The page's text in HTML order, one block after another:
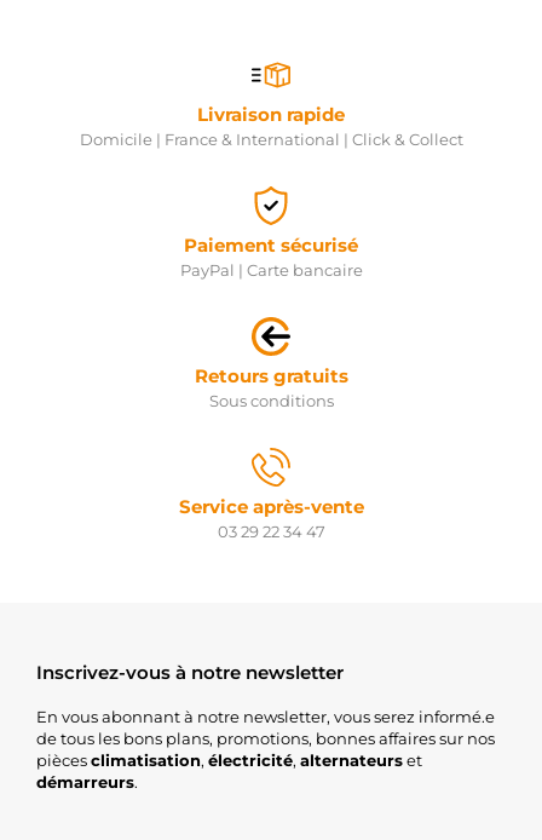
Livraison rapide
Domicile | France & International | Click & Collect
Paiement sécurisé
PayPal | Carte bancaire
Retours gratuits
Sous conditions
Service après-vente
03 29 22 34 47
Inscrivez-vous à notre newsletter
En vous abonnant à notre newsletter, vous serez informé.e
de tous les bons plans, promotions, bonnes affaires sur nos
piècesclimatisation, électricité, alternateurset
démarreurs.